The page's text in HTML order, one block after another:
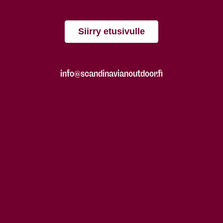
Siirry etusivulle
info@scandinavianoutdoor.fi